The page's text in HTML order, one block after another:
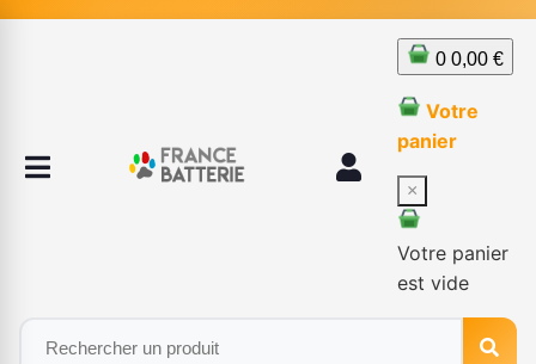
0 0,00 €
Votre
panier
×
Votre panier
est vide